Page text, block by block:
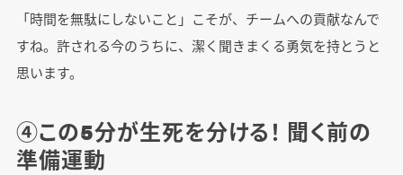
「時間を無駄にしないこと」こそが、チームへの貢献なんで
すね。許される今のうちに、潔く聞きまくる勇気を持とうと
思います。
④この5分が生死を分ける！ 聞く前の
準備運動